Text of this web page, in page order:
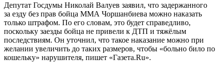
Депутат Госдумы Николай Валуев заявил, что задержанного
за езду без прав бойца ММА Чоршанбиева можно наказать
только штрафом. По его словам, это будет справедливо,
поскольку заезды бойца не привели к ДТП и тяжёлым
последствиям. Он уточнил, что такое наказание можно при
желании увеличить до таких размеров, чтобы «больно било по
кошельку» нарушителя, пишет «Газета.Ru».